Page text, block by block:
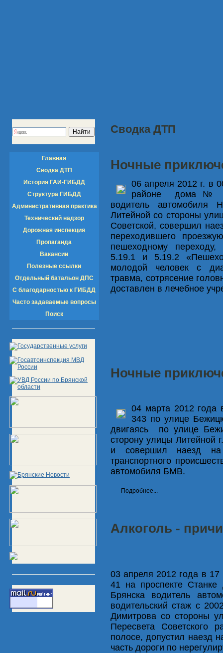
Главная
Сводка ДТП
История ГАИ-ГИБДД
Структура ГИБДД
Административная практика
Технический надзор
Дорожная инспекция
Пропаганда
Вакансии
Полезные ссылки
Отдельный батальон ДПС
С благодарностью к ГИБДД
Часто задаваемые вопросы
Поиск
Сводка ДТП
Ночные
06 апреля 2012 г. в
районе дома №
водитель автомобиля
Литейной со стороны
Советской, совершил
переходившего
пешеходному
5.19.1 и 5.19.2
молодой человек с
травма, сотрясение
доставлен в лечебное
Ночные
04 марта 2012
343 по улице
двигаясь по улице
сторону улицы Литейной
и совершил наезд на
транспортного
автомобиля БМВ.
Подробнее...
Алкоголь -
03 апреля 2012 года в
41 на проспекте Станке
Брянска водитель
водительский стаж с
Димитрова со стороны
Пересвета Советского
полосе, допустил наезд
часть дороги по